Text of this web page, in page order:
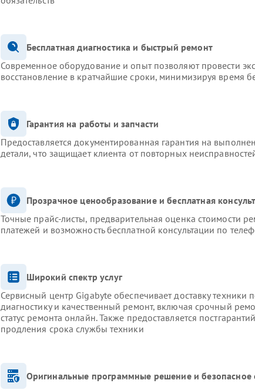
Бесплатная диагностика и быстрый ремонт
Современное оборудование и опыт позволяют провести
восстановление в кратчайшие сроки, минимизируя время
Гарантия на работы и запчасти
Предоставляется документированная гарантия на
детали, что защищает клиента от повторных
Прозрачное ценообразование и бесплатная
Точные прайс-листы, предварительная оценка стоимости
платежей и возможность бесплатной консультации по
Широкий спектр услуг
Сервисный центр Gigabyte обеспечивает доставку техники
диагностику и качественный ремонт, включая срочный
статус ремонта онлайн. Также предоставляется
продления срока службы техники
Оригинальные программные решение и